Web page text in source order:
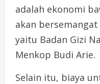
adalah ekonomi
akan
yaitu Badan Gizi
Menkop Budi Arie.
Selain itu, biaya